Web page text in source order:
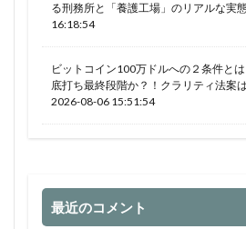
る刑務所と「養護工場」のリアルな実
16:18:54
ビットコイン100万ドルへの２条件と
底打ち最終段階か？！クラリティ法案
2026-08-06 15:51:54
最近のコメント